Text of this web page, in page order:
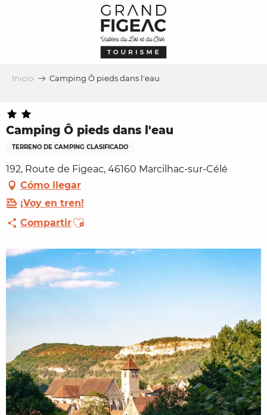
Inicio Camping Ô pieds dans l'eau
Camping Ô pieds dans l'eau
TERRENO DE CAMPING CLASIFICADO
192, Route de Figeac, 46160 Marcilhac-sur-Célé
Cómo llegar
¡Voy en tren!
CompartirAjouter aux favoris